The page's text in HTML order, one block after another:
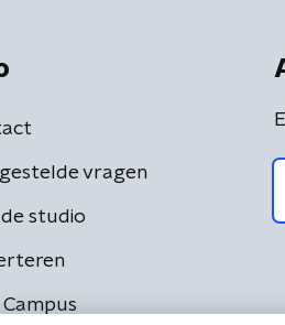
vragen
studio
Campus